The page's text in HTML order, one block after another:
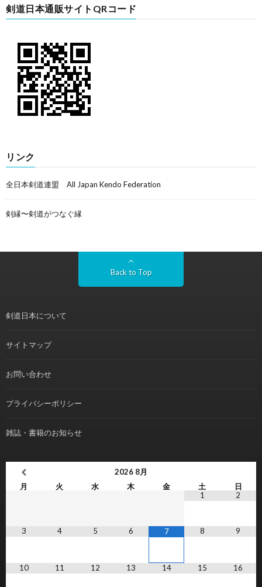
剣道日本通販サイトQRコード
リンク
全日本剣道連盟 All Japan Kendo Federation
剣縁〜剣道がつなぐ縁
Back to Top
剣道日本について
サイトマップ
お問い合わせ
プライバシーポリシー
雑誌・書籍のお知らせ
2026 8月
月
火 水 木 金 土
日
1
2
3 4 5 6 7 8 9
10 11 12 13 14 15 16